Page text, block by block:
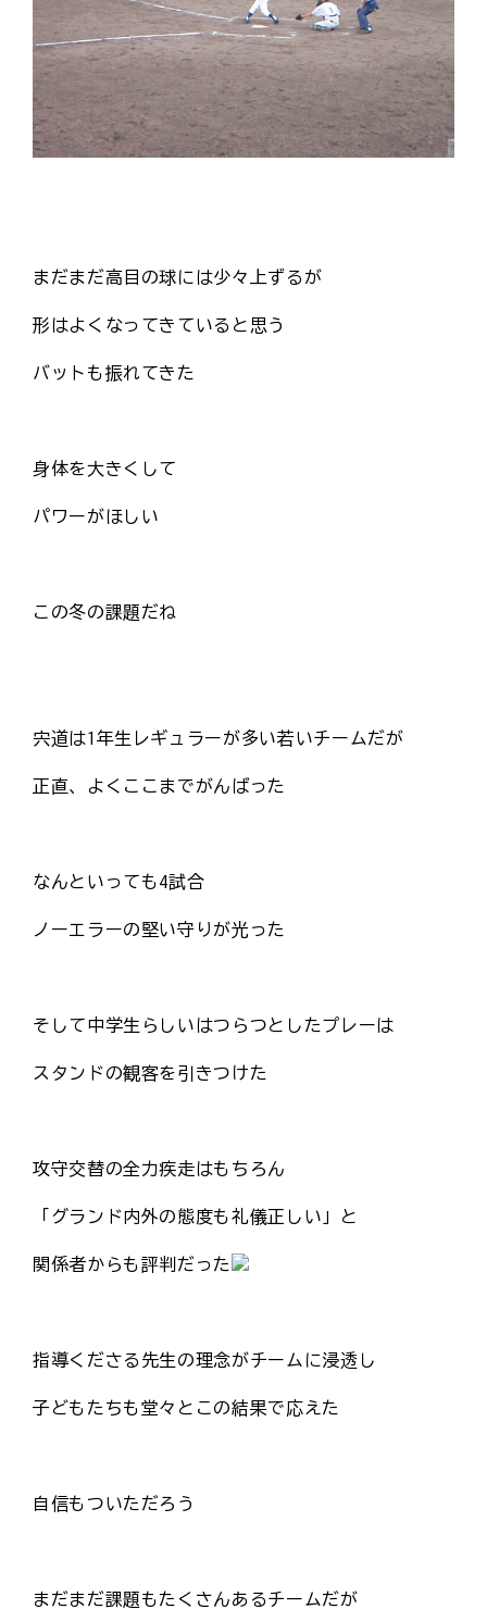
まだまだ高目の球には少々上ずるが
形はよくなってきていると思う
バットも振れてきた
身体を大きくして
パワーがほしい
この冬の課題だね
宍道は1年生レギュラーが多い若いチームだが
正直、よくここまでがんばった
なんといっても4試合
ノーエラーの堅い守りが光った
そして中学生らしいはつらつとしたプレーは
スタンドの観客を引きつけた
攻守交替の全力疾走はもちろん
「グランド内外の態度も礼儀正しい」と
関係者からも評判だった
指導くださる先生の理念がチームに浸透し
子どもたちも堂々とこの結果で応えた
自信もついただろう
まだまだ課題もたくさんあるチームだが